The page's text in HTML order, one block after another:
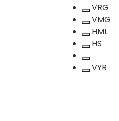
Xoá
term:
VLG
Xoá
term:
VRG
VRG
Xoá
term:
VMG
VMG
Xoá
term:
HML
HML
Xoá
term:
HS
HS
X
term:
VYR